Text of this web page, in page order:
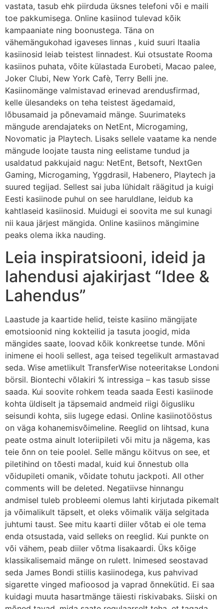
vastata, tasub ehk piirduda üksnes telefoni või e maili
toe pakkumisega. Online kasiinod tulevad kõik
kampaaniate ning boonustega. Täna on
vähemängukohad igaveses linnas , kuid suuri Itaalia
kasiinosid leiab teistest linnadest. Kui otsustate Rooma
kasiinos puhata, võite külastada Eurobeti, Macao palee,
Joker Clubi, New York Cafè, Terry Belli jne.
Kasiinomänge valmistavad erinevad arendusfirmad,
kelle ülesandeks on teha teistest ägedamaid,
lõbusamaid ja põnevamaid mänge. Suurimateks
mängude arendajateks on NetEnt, Microgaming,
Novomatic ja Playtech. Lisaks sellele vaatame ka nende
mängude loojate tausta ning eelistame tundud ja
usaldatud pakkujaid nagu: NetEnt, Betsoft, NextGen
Gaming, Microgaming, Yggdrasil, Habenero, Playtech ja
suured tegijad. Sellest sai juba lühidalt räägitud ja kuigi
Eesti kasiinode puhul on see haruldlane, leidub ka
kahtlaseid kasiinosid. Muidugi ei soovita me sul kunagi
nii kaua järjest mängida. Online kasiinos mängimine
peaks olema ikka nauding.
Leia inspiratsiooni, ideid ja
lahendusi ajakirjast “Idee &
Lahendus”
Laastude ja kaartide helid, teiste kasiino mängijate
emotsioonid ning kokteilid ja tasuta joogid, mida
mängides saate, loovad kõik konkreetse tunde. Mõni
inimene ei hooli sellest, aga teised tegelikult armastavad
seda. Wise ametlikult TransferWise noteeritakse Londoni
börsil. Biontechi võlakiri % intressiga – kas tasub sisse
saada. Kui soovite rohkem teada saada Eesti kasiinode
kohta üldiselt ja täpsemaid andmeid riigi õigusliku
seisundi kohta, siis lugege edasi. Online kasiinotööstus
on väga kohanemisvõimeline. Reeglid on lihtsad, kuna
peate ostma ainult loteriipileti või mitu ja nägema, kas
teie õnn on teie poolel. Selle mängu köitvus on see, et
piletihind on tõesti madal, kuid kui õnnestub olla
võidupileti omanik, võidate tohutu jackpoti. All other
comments will be deleted. Negatiivse hinnangu
andmisel tuleb probleemi olemus lahti kirjutada pikemalt
ja võimalikult täpselt, et oleks võimalik välja selgitada
juhtumi taust. See mitu kaarti diiler võtab ei ole tema
enda otsustada, vaid selleks on reeglid. Kui punkte on
või vähem, peab diiler võtma lisakaardi. Üks kõige
klassikalisemaid mänge on rulett. Inimesed seostavad
seda James Bondi stiilis kasiinodega, kus pahvivad
sigarette vinged mafioosod ja vaprad õnnekütid. Ei saa
kuidagi muuta hasartmänge täiesti riskivabaks. Siiski on